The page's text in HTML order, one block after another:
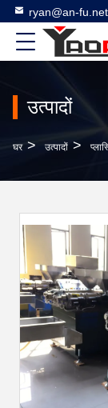
ryan@an-fu.net
उत्पादों
घर > उत्पादों >